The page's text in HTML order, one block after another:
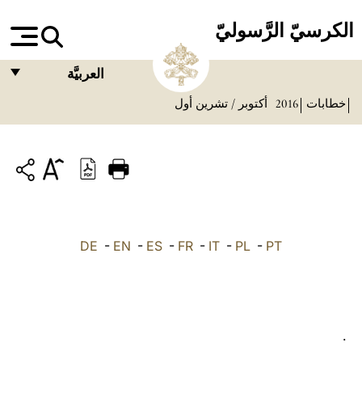
الكرسيّ الرَّسوليّ
العربيَّة
ITALIANO
خطابات 2016 أكتوبر / تشرين أول
DE - EN - ES - FR - IT - PL - PT
.